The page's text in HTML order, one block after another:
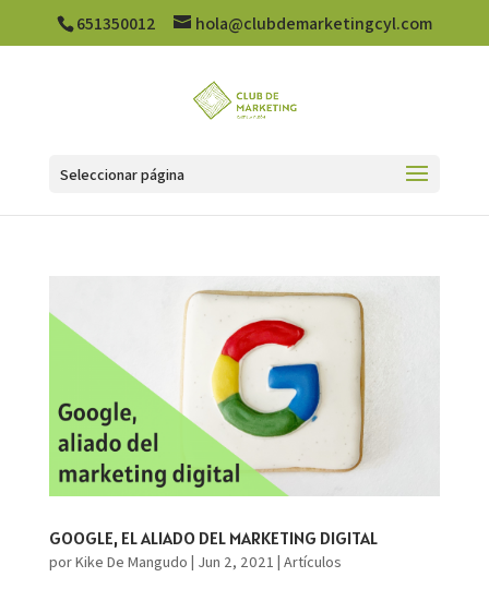
651350012 hola@clubdemarketingcyl.com
Seleccionar página
GOOGLE, EL ALIADO DEL MARKETING DIGITAL
porKike De Mangudo | Jun 2, 2021 | Artículos